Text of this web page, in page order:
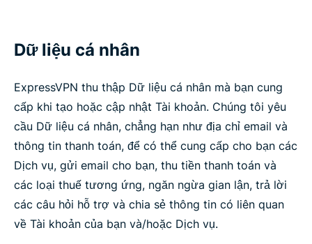
Dữ liệu cá nhân
ExpressVPN thu thập Dữ liệu cá nhân mà bạn cung
cấp khi tạo hoặc cập nhật Tài khoản. Chúng tôi yêu
cầu Dữ liệu cá nhân, chẳng hạn như địa chỉ email và
thông tin thanh toán, để có thể cung cấp cho bạn các
Dịch vụ, gửi email cho bạn, thu tiền thanh toán và
các loại thuế tương ứng, ngăn ngừa gian lận, trả lời
các câu hỏi hỗ trợ và chia sẻ thông tin có liên quan
về Tài khoản của bạn và/hoặc Dịch vụ.